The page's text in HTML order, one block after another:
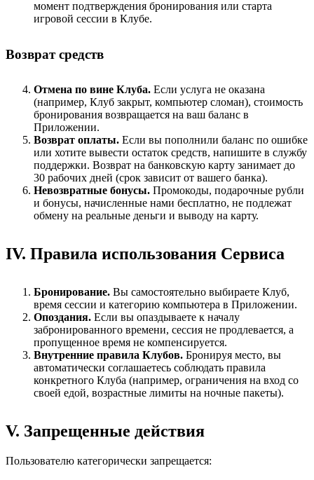
момент подтверждения бронирования или старта
игровой сессии в Клубе.
Возврат средств
Отмена по вине Клуба. Если услуга не оказана
(например, Клуб закрыт, компьютер сломан), стоимость
бронирования возвращается на ваш баланс в
Приложении.
Возврат оплаты. Если вы пополнили баланс по ошибке
или хотите вывести остаток средств, напишите в службу
поддержки. Возврат на банковскую карту занимает до
30 рабочих дней (срок зависит от вашего банка).
Невозвратные бонусы. Промокоды, подарочные рубли
и бонусы, начисленные нами бесплатно, не подлежат
обмену на реальные деньги и выводу на карту.
IV. Правила использования Сервиса
Бронирование. Вы самостоятельно выбираете Клуб,
время сессии и категорию компьютера в Приложении.
Опоздания. Если вы опаздываете к началу
забронированного времени, сессия не продлевается, а
пропущенное время не компенсируется.
Внутренние правила Клубов. Бронируя место, вы
автоматически соглашаетесь соблюдать правила
конкретного Клуба (например, ограничения на вход со
своей едой, возрастные лимиты на ночные пакеты).
V. Запрещенные действия
Пользователю категорически запрещается: